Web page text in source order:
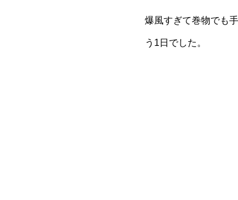
爆風すぎて巻物でも
う1日でした。